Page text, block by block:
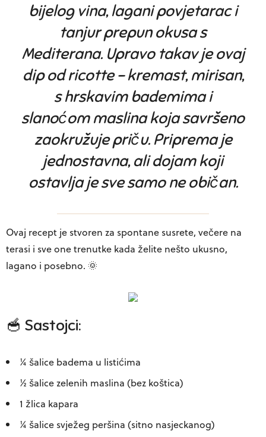
bijelog vina, lagani povjetarac i
tanjur prepun okusa s
Mediterana. Upravo takav je ovaj
dip od ricotte– kremast, mirisan,
s hrskavim bademima i
slanoćom maslina koja savršeno
zaokružuje priču. Priprema je
jednostavna, ali dojam koji
ostavlja je sve samo ne običan.
Ovaj recept je stvoren za spontane susrete, večere na
terasi i sve one trenutke kada želite nešto ukusno,
lagano i posebno. 🌞
🥣 Sastojci:
¼ šalice badema u listićima
½ šalice zelenih maslina (bez koštica)
1 žlica kapara
¼ šalice svježeg peršina (sitno nasjeckanog)